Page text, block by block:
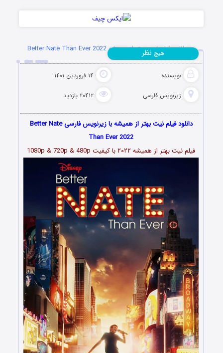
دانلود فیلم نیت بهتر از همیشه Better Nate Than Ever 2022
نویسنده ۱۴ فروردین ۱۴۰۱
زیرنویس فارسی ۲۰۴۱۲ بازدید
هیچ نظر
دانلود فیلم نیت بهتر از همیشه با زیرنویس فارسی Better Nate
Than Ever 2022
فیلم نیت بهتر از همیشه ۲۰۲۲ با کیفیت 1080p & 720p & 480p